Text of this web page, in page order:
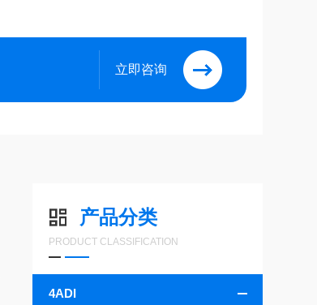
立即咨询
产品分类
PRODUCT CLASSIFICATION
4ADI